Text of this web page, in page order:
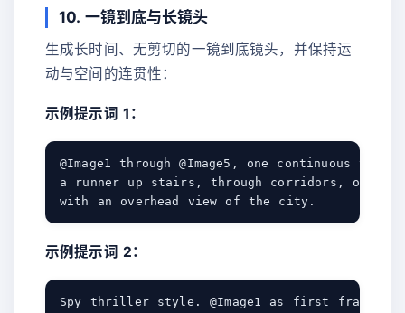
10. 一镜到底与长镜头
生成长时间、无剪切的一镜到底镜头，并保持运
动与空间的连贯性：
示例提示词 1：
@Image1 through @Image5, one continuous
a runner up stairs, through corridors, onto
示例提示词 2：
Spy thriller style. @Image1 as first frame.